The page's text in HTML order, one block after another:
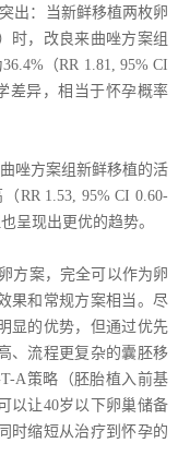
出：当新鲜移植两枚卵
时，改良来曲唑方案组
（RR 1.81, 95% CI
差异，相当于怀孕概率
唑方案组新鲜移植的活
RR 1.53, 95% CI 0.60-
呈现出更优的趋势。
案，完全可以作为卵
果和常规方案相当。尽
显的优势，但通过优先
、流程更复杂的囊胚移
A策略（胚胎植入前基
以让40岁以下卵巢储备
时缩短从治疗到怀孕的